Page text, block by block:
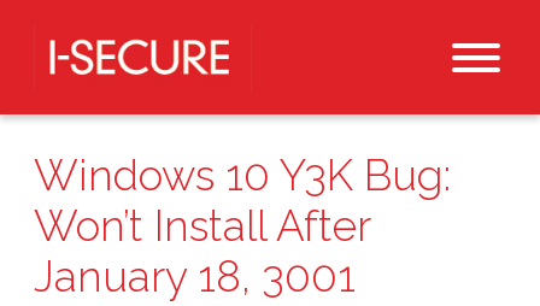
Windows 10 Y3K Bug:
Won’t Install After
January 18, 3001